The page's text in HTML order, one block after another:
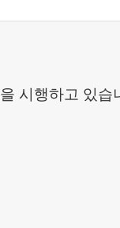
을 시행하고 있습